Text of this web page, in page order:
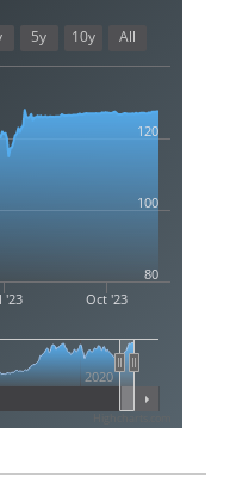
'23 Oct '23
2020
80
100
120
5y 10y All